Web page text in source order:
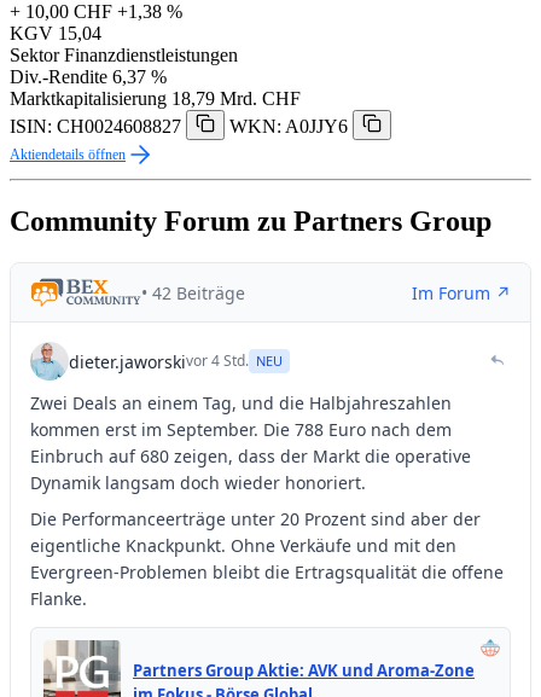
+ 10,00 CHF +1,38 %
KGV 15,04
Sektor Finanzdienstleistungen
Div.-Rendite 6,37 %
Marktkapitalisierung 18,79 Mrd. CHF
ISIN: CH0024608827
WKN: A0JJY6
Aktiendetails öffnen
Community Forum zu Partners Group